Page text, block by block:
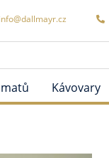
info@dallmayr.cz
Kávovary